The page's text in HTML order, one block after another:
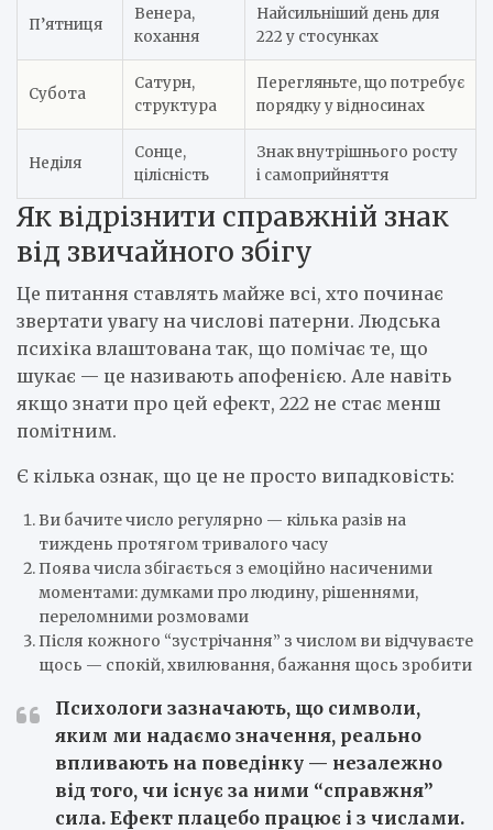
П’ятниця
Венера,
кохання
Найсильніший день для
222 у стосунках
Субота
Сатурн,
структура
Перегляньте, що потребує
порядку у відносинах
Неділя
Сонце,
цілісність
Знак внутрішнього росту
і самоприйняття
Як відрізнити справжній знак
від звичайного збігу
Це питання ставлять майже всі, хто починає
звертати увагу на числові патерни. Людська
психіка влаштована так, що помічає те, що
шукає — це називають апофенією. Але навіть
якщо знати про цей ефект, 222 не стає менш
помітним.
Є кілька ознак, що це не просто випадковість:
Ви бачите число регулярно — кілька разів на
тиждень протягом тривалого часу
Поява числа збігається з емоційно насиченими
моментами: думками про людину, рішеннями,
переломними розмовами
Після кожного “зустрічання” з числом ви відчуваєте
щось — спокій, хвилювання, бажання щось зробити
Психологи зазначають, що символи,
яким ми надаємо значення, реально
впливають на поведінку — незалежно
від того, чи існує за ними “справжня”
сила. Ефект плацебо працює і з числами.